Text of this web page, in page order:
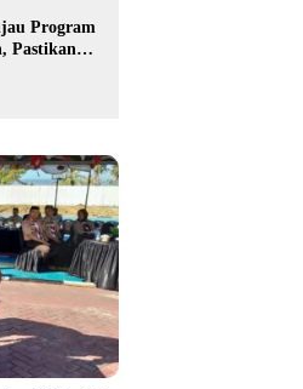
Program
Pastikan